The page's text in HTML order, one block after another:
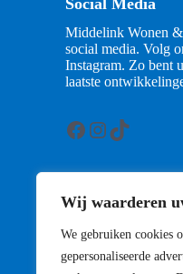
Wij waarderen
We gebruiken cookies
gepersonaliseerde
Social Media
Middelink Wonen
social media. Volg
Instagram. Zo bent
laatste
Facebook
Instagram
TikTok